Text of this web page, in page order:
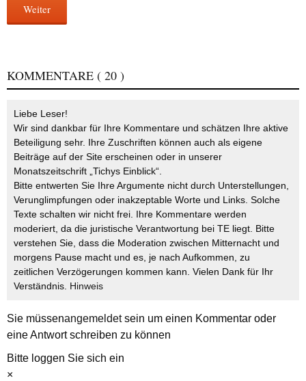
Weiter
KOMMENTARE ( 20 )
Liebe Leser!
Wir sind dankbar für Ihre Kommentare und schätzen Ihre aktive
Beteiligung sehr. Ihre Zuschriften können auch als eigene
Beiträge auf der Site erscheinen oder in unserer
Monatszeitschrift „Tichys Einblick“.
Bitte entwerten Sie Ihre Argumente nicht durch Unterstellungen,
Verunglimpfungen oder inakzeptable Worte und Links. Solche
Texte schalten wir nicht frei. Ihre Kommentare werden
moderiert, da die juristische Verantwortung bei TE liegt. Bitte
verstehen Sie, dass die Moderation zwischen Mitternacht und
morgens Pause macht und es, je nach Aufkommen, zu
zeitlichen Verzögerungen kommen kann. Vielen Dank für Ihr
Verständnis. Hinweis
Sie müssenangemeldetsein um einen Kommentar oder
eine Antwort schreiben zu können
Bitte loggen Sie sich ein
×